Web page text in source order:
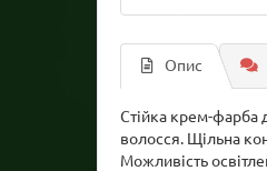
Опис
Стійка крем-фарба
волосся. Щільна
Можливість